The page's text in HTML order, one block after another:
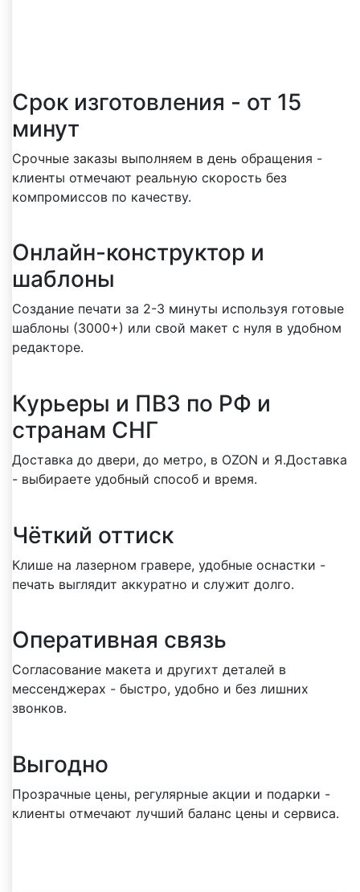
Срок изготовления - от 15
минут
Срочные заказы выполняем в день обращения -
клиенты отмечают реальную скорость без
компромиссов по качеству.
Онлайн-конструктор и
шаблоны
Создание печати за 2-3 минуты используя готовые
шаблоны (3000+) или свой макет с нуля в удобном
редакторе.
Курьеры и ПВЗ по РФ и
странам СНГ
Доставка до двери, до метро, в OZON и Я.Доставка
- выбираете удобный способ и время.
Чёткий оттиск
Клише на лазерном гравере, удобные оснастки -
печать выглядит аккуратно и служит долго.
Оперативная связь
Согласование макета и другихт деталей в
мессенджерах - быстро, удобно и без лишних
звонков.
Выгодно
Прозрачные цены, регулярные акции и подарки -
клиенты отмечают лучший баланс цены и сервиса.